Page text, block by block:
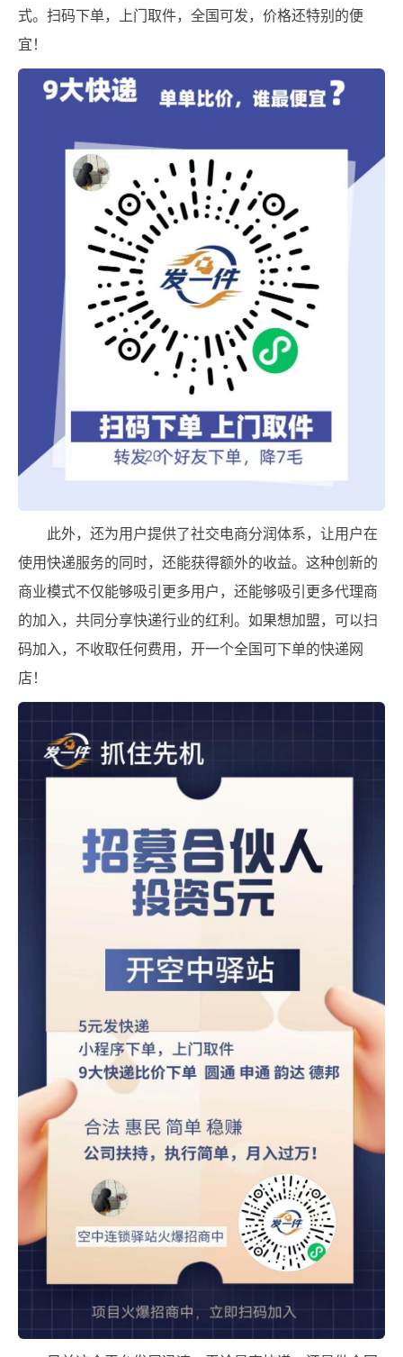
式。扫码下单，上门取件，全国可发，价格还特别的便
宜！
此外，还为用户提供了社交电商分润体系，让用户在
使用快递服务的同时，还能获得额外的收益。这种创新的
商业模式不仅能够吸引更多用户，还能够吸引更多代理商
的加入，共同分享快递行业的红利。如果想加盟，可以扫
码加入，不收取任何费用，开一个全国可下单的快递网
店！